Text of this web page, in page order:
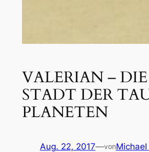
VALERIAN – DIE
STADT DER
PLANETEN
Aug. 22, 2017—von